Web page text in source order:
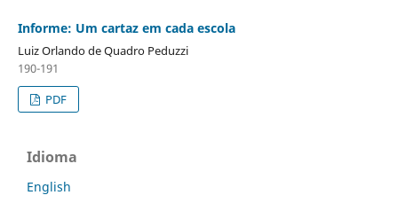
Informe: Um cartaz em cada escola
Luiz Orlando de Quadro Peduzzi
190-191
PDF
Idioma
English